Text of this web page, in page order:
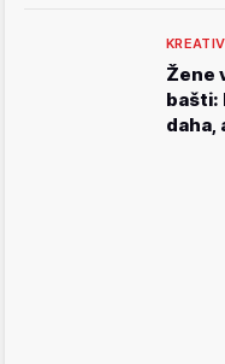
Žene
bašti:
daha,